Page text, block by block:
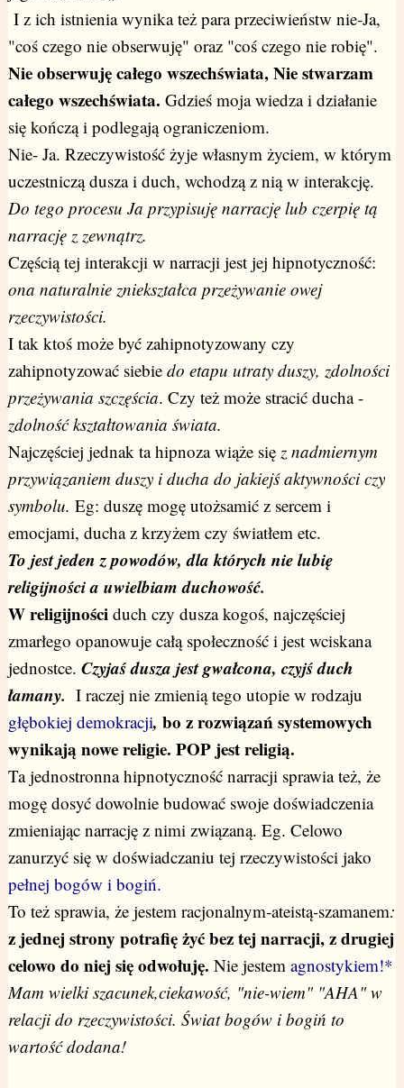
I z ich istnienia wynika też para przeciwieństw nie-Ja,
"coś czego nie obserwuję" oraz "coś czego nie robię".
Nie obserwuję całego wszechświata, Nie stwarzam
całego wszechświata. Gdzieś moja wiedza i działanie
się kończą i podlegają ograniczeniom.
Nie- Ja. Rzeczywistość żyje własnym życiem, w którym
uczestniczą dusza i duch, wchodzą z nią w interakcję.
Do tego procesu Ja przypisuję narrację lub czerpię tą
narrację z zewnątrz.
Częścią tej interakcji w narracji jest jej hipnotyczność:
ona naturalnie zniekształca przeżywanie owej
rzeczywistości.
I tak ktoś może być zahipnotyzowany czy
zahipnotyzować siebie do etapu utraty duszy, zdolności
przeżywania szczęścia. Czy też może stracić ducha -
zdolność kształtowania świata.
Najczęściej jednak ta hipnoza wiąże sięz nadmiernym
przywiązaniem duszy i ducha do jakiejś aktywności czy
symbolu. Eg: duszę mogę utożsamić z sercem i
emocjami, ducha z krzyżem czy światłem etc.
To jest jeden z powodów, dla których nie lubię
religijności a uwielbiam duchowość.
W religijności duch czy dusza kogoś, najczęściej
zmarłego opanowuje całą społeczność i jest wciskana
jednostce. Czyjaś dusza jest gwałcona, czyjś duch
łamany. I raczej nie zmienią tego utopie w rodzaju
głębokiej demokracji, bo z rozwiązań systemowych
wynikają nowe religie. POP jest religią.
Ta jednostronna hipnotyczność narracji sprawia też, że
mogę dosyć dowolnie budować swoje doświadczenia
zmieniając narrację z nimi związaną. Eg. Celowo
zanurzyć się w doświadczaniu tej rzeczywistości jako
pełnej bogów i bogiń.
To też sprawia, że jestem racjonalnym-ateistą-szamanem:
z jednej strony potrafię żyć bez tej narracji, z drugiej
celowo do niej się odwołuję. Nie jestem agnostykiem!*
Mam wielki szacunek,ciekawość, "nie-wiem" "AHA" w
relacji do rzeczywistości. Świat bogów i bogiń to
wartość dodana!